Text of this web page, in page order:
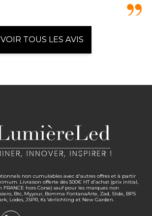
VOIR TOUS LES AVIS
non cumulables avec d'autres offres et à partir
Livraison offerte dès 500€ HT d'achat (prix initial,
hors Corse) sauf pour les marques non
Btc, Myyour, Bomma FontanaArte, Zad, Slide, BPS
Lodes, JSPR, Ks Verlichting et New Garden.